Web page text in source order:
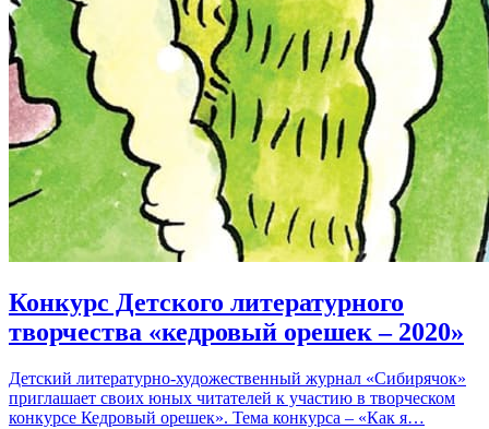
Конкурс Детского литературного
творчества «кедровый орешек – 2020»
Детский литературно-художественный журнал «Сибирячок»
приглашает своих юных читателей к участию в творческом
конкурсе Кедровый орешек». Тема конкурса – «Как я…